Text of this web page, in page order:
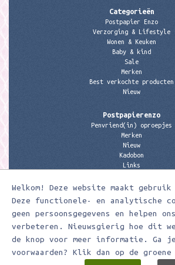
Welkom! Deze website maakt
Deze functionele- en analytische
geen persoonsgegevens en helpen
verbeteren. Nieuwsgierig hoe dit
de knop voor meer informatie. Ga
voorwaarden? Klik dan op de groene
Categorieën
Postpapier Enzo
Verzorging & Lifestyle
Wonen & Keuken
Baby & kind
Sale
Merken
Best verkochte producten
Nieuw
Postpapierenzo
Penvriend(in) oproepjes
Merken
Nieuw
Kadobon
Links
Contactgegevens
Meerleuks
anita@meerleuks.nl
06 – 107 163 36
KVK nummer: 58807179
BTW nummer: 853190859B01